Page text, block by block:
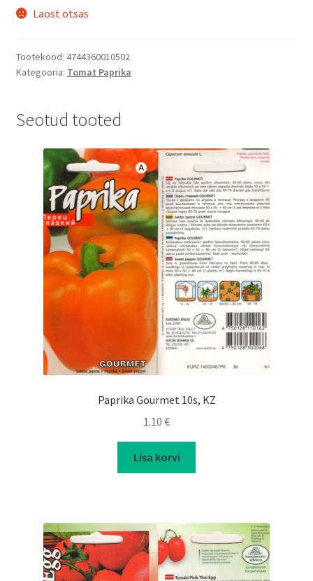
Laost otsas
Tootekood: 4744360010502
Kategooria: Tomat Paprika
Seotud tooted
Paprika Gourmet 10s, KZ
1.10 €
Lisa korvi